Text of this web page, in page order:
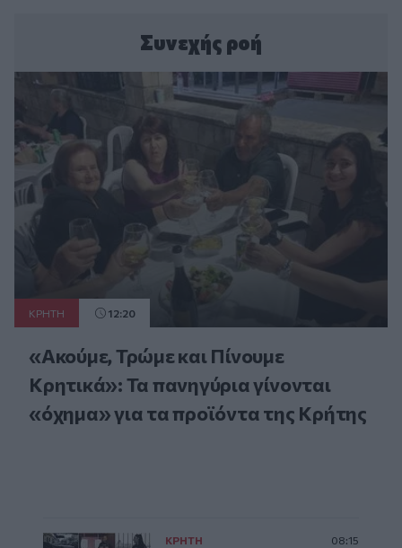
Συνεχής ροή
ΚΡΗΤΗ 12:20
«Ακούμε, Τρώμε και Πίνουμε
Κρητικά»: Τα πανηγύρια γίνονται
«όχημα» για τα προϊόντα της Κρήτης
ΚΡΗΤΗ 08:15